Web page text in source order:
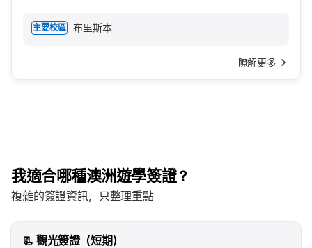
主要校區 布里斯本
瞭解更多
我適合哪種澳洲遊學簽證？
複雜的簽證資訊，只整理重點
📃 觀光簽證（短期）